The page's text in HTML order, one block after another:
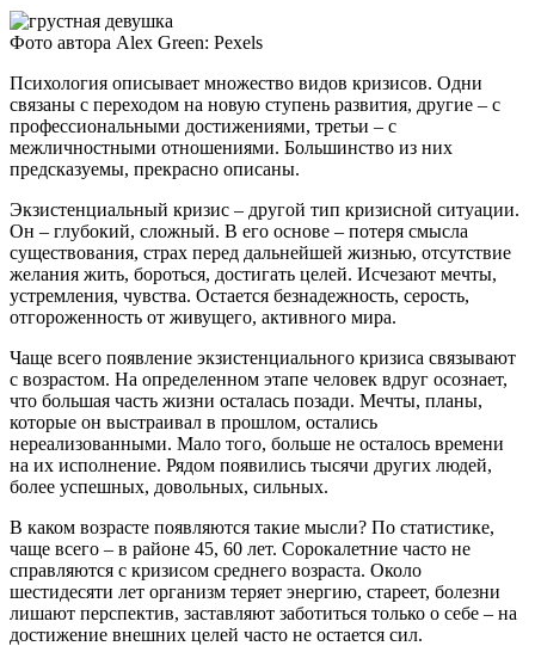
Фото автора Alex Green: Pexels
Психология описывает множество видов кризисов. Одни
связаны с переходом на новую ступень развития, другие – с
профессиональными достижениями, третьи – с
межличностными отношениями. Большинство из них
предсказуемы, прекрасно описаны.
Экзистенциальный кризис – другой тип кризисной ситуации.
Он – глубокий, сложный. В его основе – потеря смысла
существования, страх перед дальнейшей жизнью, отсутствие
желания жить, бороться, достигать целей. Исчезают мечты,
устремления, чувства. Остается безнадежность, серость,
отгороженность от живущего, активного мира.
Чаще всего появление экзистенциального кризиса связывают
с возрастом. На определенном этапе человек вдруг осознает,
что большая часть жизни осталась позади. Мечты, планы,
которые он выстраивал в прошлом, остались
нереализованными. Мало того, больше не осталось времени
на их исполнение. Рядом появились тысячи других людей,
более успешных, довольных, сильных.
В каком возрасте появляются такие мысли? По статистике,
чаще всего – в районе 45, 60 лет. Сорокалетние часто не
справляются с кризисом среднего возраста. Около
шестидесяти лет организм теряет энергию, стареет, болезни
лишают перспектив, заставляют заботиться только о себе – на
достижение внешних целей часто не остается сил.